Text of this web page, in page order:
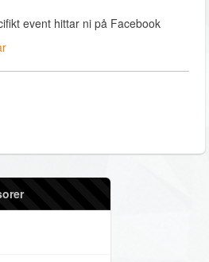
event hittar ni på Facebook